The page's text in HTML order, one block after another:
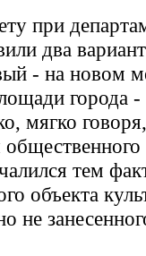
при
два
- на новом
города
мягко
тем
объекта
не